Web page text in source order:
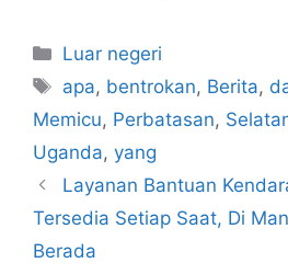
Kategori
Luar negeri
Tag
apa, bentrokan, Berita,
Memicu, Perbatasan,
Uganda, yang
Layanan Bantuan
Tersedia Setiap Saat, Di
Berada